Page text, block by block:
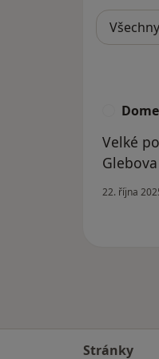
Velké
22. října
Stránky